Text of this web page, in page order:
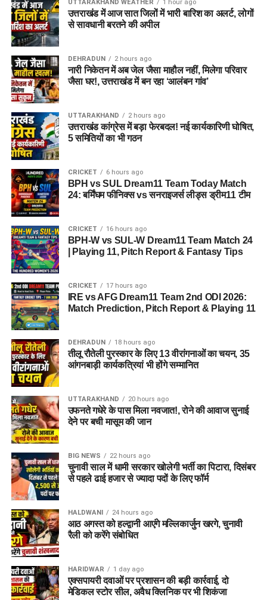
34 हजार भर्तियां, रोजगार बड़ी उपलब्धि
धामी सरकार अपने साढ़े चार साल के कार्यकाल में रिकॉर्ड 34 हजार से
अधिक युवाओं को सरकारी नौकरी प्रदान कर चुकी है। प्रदेश में वर्ष 2024
से सख्त नकल विरोधी कानून लागू होने के बाद भर्ती प्रक्रिया ना सिर्फ
पारदर्शी तरीके से सम्पन्न हो रही है, बल्कि निर्बाध भर्ती होने से आवेदन से
लेकर नियुक्ति तक का औसत समय भी घट गया है। इस तरह सरकार चुनाव
में रोजगार को बड़ी उपलब्धि की तरह पेश करने की तैयारी कर रही है।
बेरोजगारी की समस्या को खत्म करने का
प्रयास कर रही सरकार
सीएम धामी ने कहा है कि पहले दिन से ही बेरोजगारी की समस्या को खत्म
करने का प्रयास कर रही है। इसी क्रम में हमने सरकारी विभागों में रिक्त
पदों को अभियान चलाकर भरने का काम किया है, जिसके फलस्वरूप विगत
साढ़े चार वर्षों में 34 हजार से अधिक युवाओं को सरकारी नौकरी मिल चुकी
है। आने वाले महीनों में भी विभिन्न विभागों में हजारों पदों पर भर्ती प्रक्रिया
आगे बढ़ाई जाएगी, ताकि योग्य युवाओं को अधिक अवसर मिल सकें और राज्य
की विकास यात्रा को नई गति मिले।
UTTARAKHAND WEATHER 1 hour ago
उत्तराखंड में आज सात जिलों में भारी बारिश का अलर्ट, लोगों
से सावधानी बरतने की अपील
DEHRADUN 2 hours ago
नारी निकेतन में अब जेल जैसा माहौल नहीं, मिलेगा परिवार
जैसा घर!, उत्तराखंड में बन रहा ‘आलंबन गांव’
UTTARAKHAND 2 hours ago
उत्तराखंड कांग्रेस में बड़ा फेरबदल! नई कार्यकारिणी घोषित,
5 समितियों का भी गठन
CRICKET 6 hours ago
BPH vs SUL Dream11 Team Today Match
24: बर्मिंघम फीनिक्स vs सनराइजर्स लीड्स ड्रीम11 टीम
CRICKET 16 hours ago
BPH-W vs SUL-W Dream11 Team Match 24
| Playing 11, Pitch Report & Fantasy Tips
CRICKET 17 hours ago
IRE vs AFG Dream11 Team 2nd ODI 2026:
Match Prediction, Pitch Report & Playing 11
DEHRADUN 18 hours ago
तीलू रौतेली पुरस्कार के लिए 13 वीरांगनाओं का चयन, 35
आंगनबाड़ी कार्यकत्रियां भी होंगे सम्मानित
UTTARAKHAND 20 hours ago
उफनते गधेरे के पास मिला नवजात!, रोने की आवाज सुनाई
देने पर बची मासूम की जान
BIG NEWS 22 hours ago
चुनावी साल में धामी सरकार खोलेगी भर्ती का पिटारा, दिसंबर
से पहले ढाई हजार से ज्यादा पदों के लिए फॉर्म
HALDWANI 24 hours ago
आठ अगस्त को हल्द्वानी आएंगे मल्लिकार्जुन खरगे, चुनावी
रैली को करेंगे संबोधित
HARIDWAR 1 day ago
एक्सपायरी दवाओं पर प्रशासन की बड़ी कार्रवाई, दो
मेडिकल स्टोर सील, अवैध क्लिनिक पर भी शिकंजा